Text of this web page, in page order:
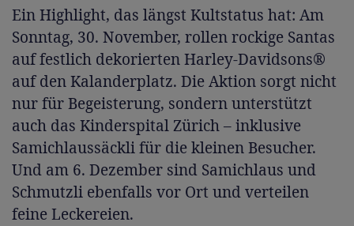
Ein Highlight, das längst Kultstatus hat: Am
Sonntag, 30. November, rollen rockige Santas
auf festlich dekorierten Harley-Davidsons®
auf den Kalanderplatz. Die Aktion sorgt nicht
nur für Begeisterung, sondern unterstützt
auch das Kinderspital Zürich – inklusive
Samichlaussäckli für die kleinen Besucher.
Und am 6. Dezember sind Samichlaus und
Schmutzli ebenfalls vor Ort und verteilen
feine Leckereien.